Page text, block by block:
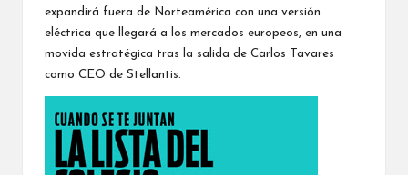
expandirá fuera de Norteamérica con una versión
eléctrica que llegará a los mercados europeos, en una
movida estratégica tras la salida de Carlos Tavares
como CEO de Stellantis.